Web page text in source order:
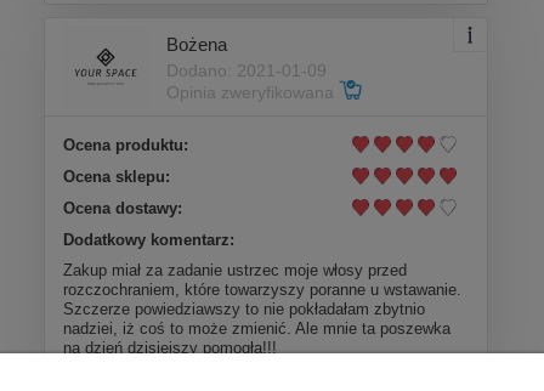
Bożena
Dodano: 2021-01-09
Opinia zweryfikowana
Ocena produktu:
Ocena sklepu:
Ocena dostawy:
Dodatkowy komentarz:
Zakup miał za zadanie ustrzec moje włosy przed
rozczochraniem, które towarzyszy poranne u wstawanie.
Szczerze powiedziawszy to nie pokładałam zbytnio
nadziei, iż coś to może zmienić. Ale mnie ta poszewka
na dzień dzisiejszy pomogła!!!